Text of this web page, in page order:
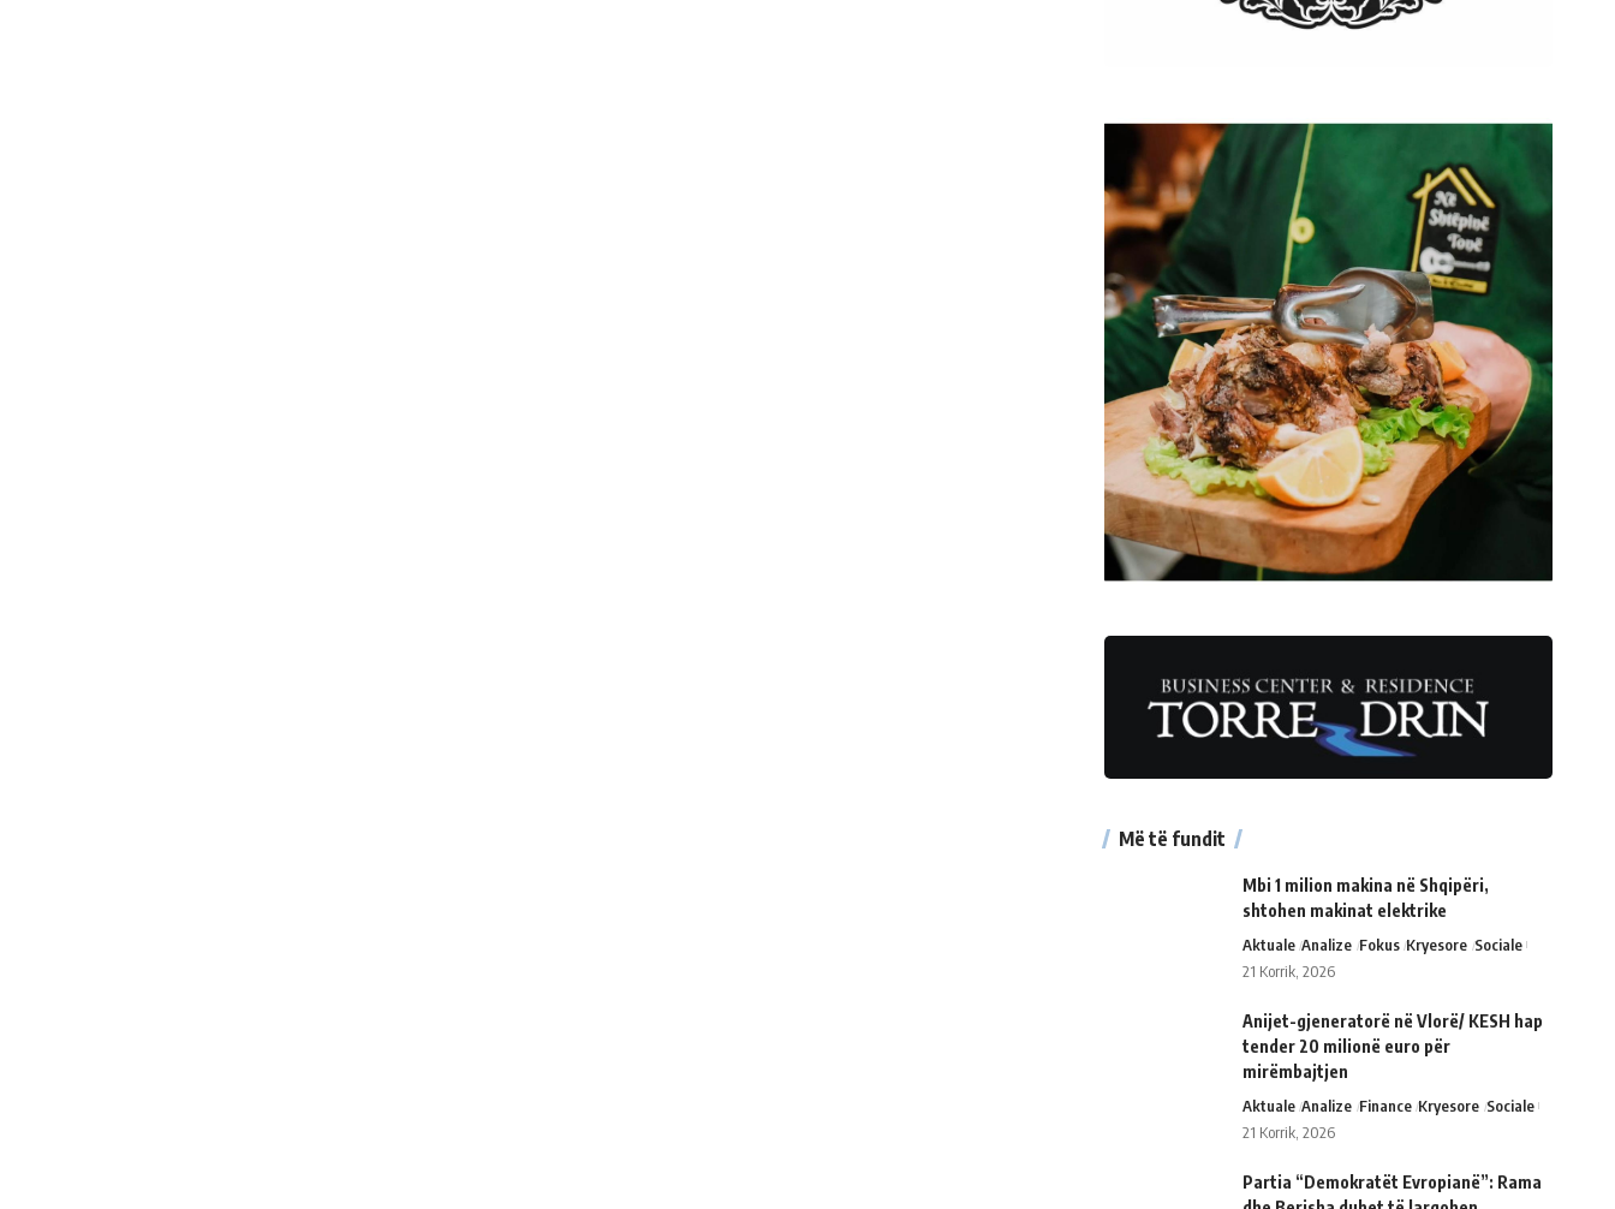
Më të fundit
Mbi 1 milion makina në Shqipëri,
shtohen makinat elektrike
Aktuale Analize Fokus Kryesore Sociale
21 Korrik, 2026
Anijet-gjeneratorë në Vlorë/ KESH hap
tender 20 milionë euro për
mirëmbajtjen
Aktuale Analize Finance Kryesore Sociale
21 Korrik, 2026
Partia “Demokratët Evropianë”: Rama